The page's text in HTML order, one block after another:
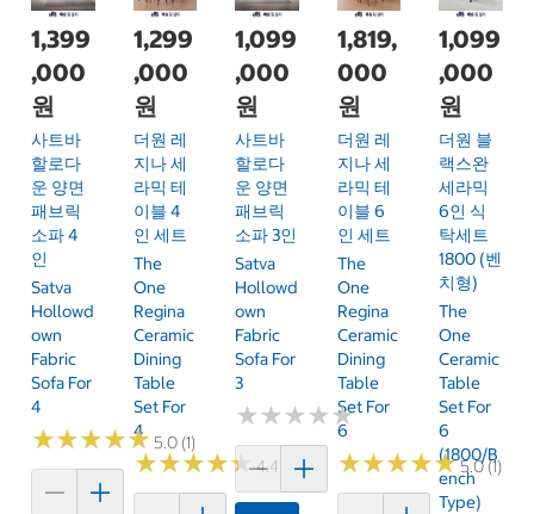
1,399
,000
원
사트바
할로다
운 양면
패브릭
소파 4
인
Satva
Hollowd
Own
Fabric
Sofa For
4
★★★★★
★★★★★ 5.0 (1)
1,299
,000
원
더원 레
지나 세
라믹 테
이블 4
인 세트
The
One
Regina
Ceramic
Dining
Table
Set For
4
★★★★★
★★★★★4.4 (9)
1,099
,000
원
사트바
할로다
운 양면
패브릭
소파 3인
Satva
Hollowd
Own
Fabric
Sofa For
3
★★★★★
★★★★★
1,819,
000
원
더원 레
지나 세
라믹 테
이블 6
인 세트
The
One
Regina
Ceramic
Dining
Table
Set For
6
★★★★★
★★★★★5.0 (1)
1,099
,000
원
더원 블
랙스완
세라믹
6인 식
탁세트
1800 (벤
치형)
The
One
Ceramic
Table
Set For
6
(1800/B
Ench
Type)